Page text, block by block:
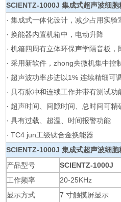
SCIENTZ-1000J集成式超声波细胞
· 集成式一体化设计，减少占用实验
· 换能器内置机箱中，电动升降
· 机箱四周有立体环保声学隔音板，
· 采用新软件，zhong央微机集中控
· 超声波功率步进以1% 连续精细可
· 具有脉冲和连续工作并带有测试功
· 超声时间、间隙时间、总时间可精
· 具有过载、超温、时间报警功能
· TC4 jun工级钛合金换能器
SCIENTZ-1000J集成式超声波细胞
产品型号
SCIENTZ-1000J
工作频率
20-25KHz
显示方式
7 寸触摸屏显示